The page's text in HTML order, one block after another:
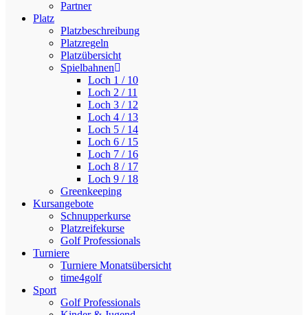
Partner
Platz
Platzbeschreibung
Platzregeln
Platzübersicht
Spielbahnen
Loch 1 / 10
Loch 2 / 11
Loch 3 / 12
Loch 4 / 13
Loch 5 / 14
Loch 6 / 15
Loch 7 / 16
Loch 8 / 17
Loch 9 / 18
Greenkeeping
Kursangebote
Schnupperkurse
Platzreifekurse
Golf Professionals
Turniere
Turniere Monatsübersicht
time4golf
Sport
Golf Professionals